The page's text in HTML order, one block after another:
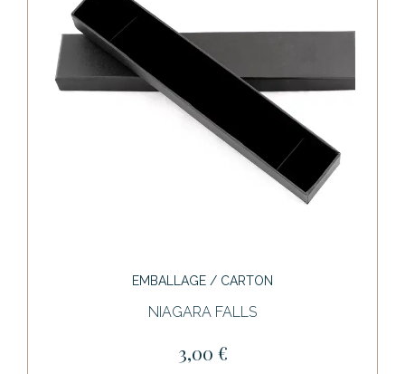
EMBALLAGE / CARTON
NIAGARA FALLS
3,00 €